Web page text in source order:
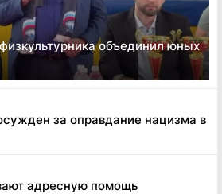
объединил юных
за оправдание нацизма в
адресную помощь